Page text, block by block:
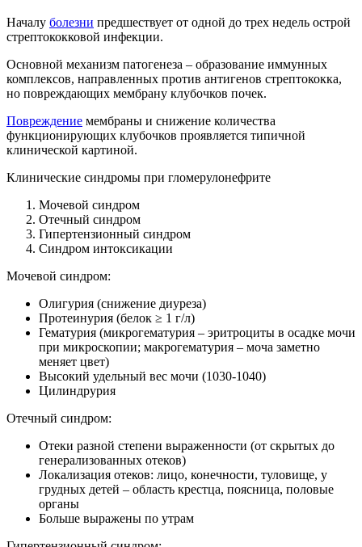
Началу болезни предшествует от одной до трех недель острой
стрептококковой инфекции.
Основной механизм патогенеза – образование иммунных
комплексов, направленных против антигенов стрептококка,
но повреждающих мембрану клубочков почек.
Повреждение мембраны и снижение количества
функционирующих клубочков проявляется типичной
клинической картиной.
Клинические синдромы при гломерулонефрите
Мочевой синдром
Отечный синдром
Гипертензионный синдром
Синдром интоксикации
Мочевой синдром:
Олигурия (снижение диуреза)
Протеинурия (белок ≥ 1 г/л)
Гематурия (микрогематурия – эритроциты в осадке мочи
при микроскопии; макрогематурия – моча заметно
меняет цвет)
Высокий удельный вес мочи (1030-1040)
Цилиндрурия
Отечный синдром:
Отеки разной степени выраженности (от скрытых до
генерализованных отеков)
Локализация отеков: лицо, конечности, туловище, у
грудных детей – область крестца, поясница, половые
органы
Больше выражены по утрам